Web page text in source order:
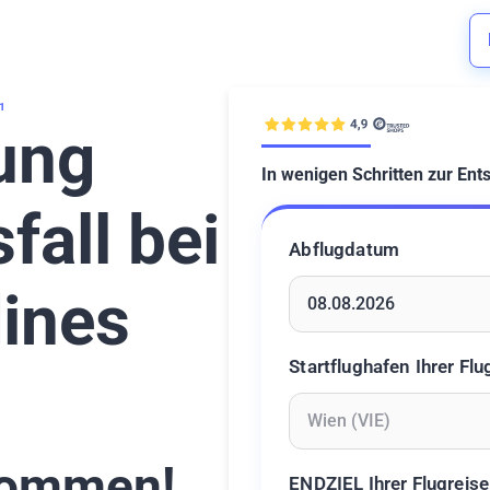
bei
In wenigen Schritten zur
Abflugdatum
Startflughafen Ihrer
ENDZIEL Ihrer Flugreise